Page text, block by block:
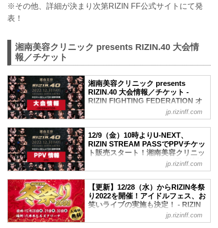
※その他、詳細が決まり次第RIZIN FF公式サイトにて発
表！
湘南美容クリニック presents RIZIN.40 大会情
報／チケット
湘南美容クリニック presents
RIZIN.40 大会情報／チケット -
RIZIN FIGHTING FEDERATION オ
【Trailer】湘南美容クリニック presents
RIZIN.40 in さいたまスーパーアリーナ
youtu.be
湘南美容クリニック presents RIZIN.40
日時
2022年12月31日（土）12:00開場 / 14:00
開始
さいたまスーパーアリーナ
jp.rizinff.com
12/9（金）10時よりU-NEXT、
RIZIN STREAM PASSでPPVチケッ
ト販売スタート！湘南美容クリニッ
ク presents RIZIN.40 PPV配信情報
- RIZIN FIGHTING FEDERATION
オフィシャルサイト
12月31日（土）さいたまスーパーアリー
ナにて開催される湘南美容クリニック
presents RIZIN.40の、U-NEXT、RIZIN
STREAM PASSのPPV配信チケットが販
jp.rizinff.com
【更新】12/28（水）からRIZIN冬祭
り2022を開催！アイドルフェス、お
笑いライブの実施も決定！ - RIZIN
FIGHTING FEDERATION オフィシ
ャルサイト
jp.rizinff.com